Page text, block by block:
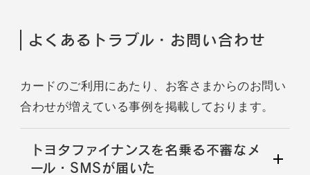
よくあるトラブル・お問い合わせ
カードのご利用にあたり、お客さまからのお問い
合わせが増えている事例を掲載しております。
トヨタファイナンスを名乗る不審なメ
ール・SMSが届いた